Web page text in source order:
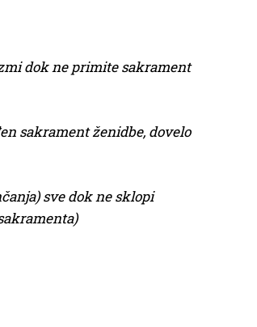
dok ne primite sakrament
sakrament ženidbe, dovelo
sve dok ne sklopi